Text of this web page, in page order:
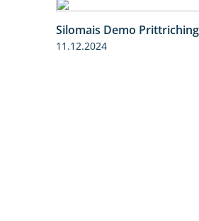
Silomais Demo
11.12.2024